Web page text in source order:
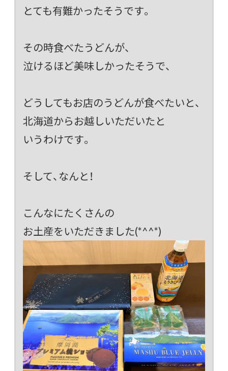
とても有難かったそうです。
その時食べたうどんが、
泣けるほど美味しかったそうで、
どうしてもお店のうどんが食べたいと、
北海道からお越しいただいたと
いうわけです。
そして、なんと！
こんなにたくさんの
お土産をいただきました(*^^*)